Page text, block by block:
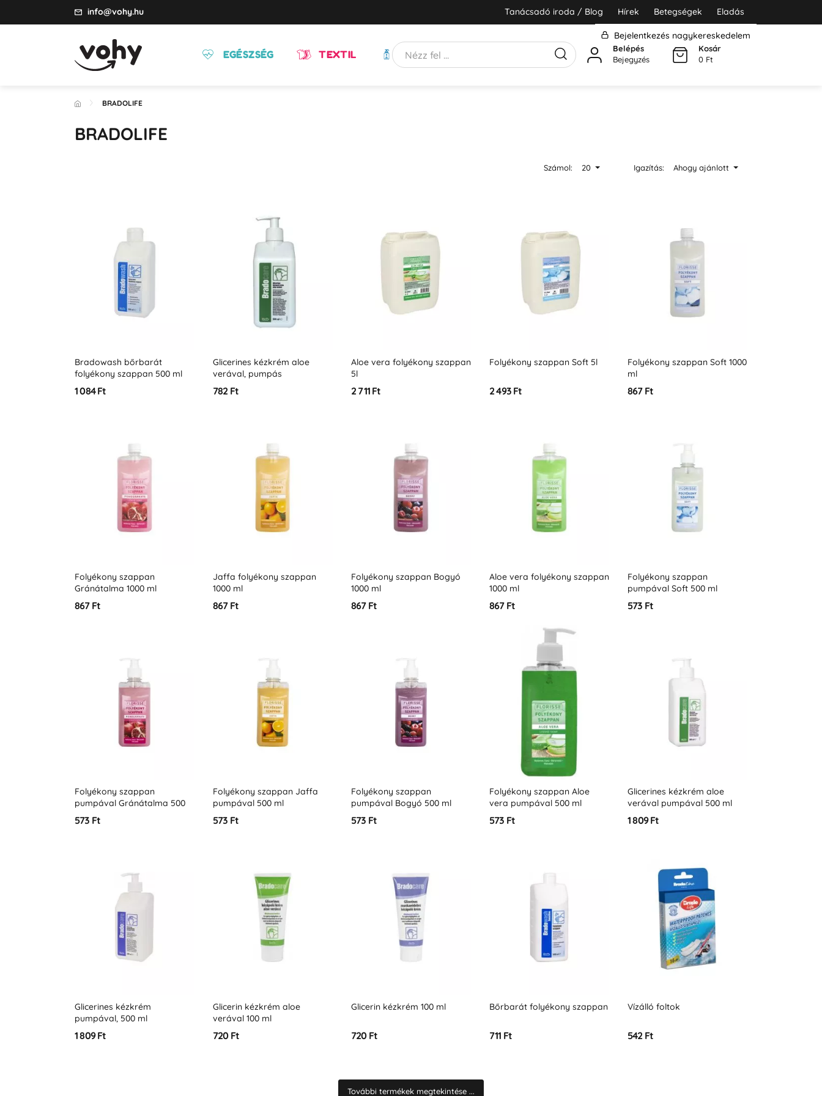
info@vohy.hu Tanácsadó iroda / Blog Hírek Betegségek Eladás
Bejelentkezés nagykereskedelem
EGÉSZSÉG TEXTIL HIGIÉNIA
Belépés
Bejegyzés
Kosár
0 Ft
BRADOLIFE
BRADOLIFE
Számol: 20 Igazítás: Ahogy ajánlott
Bradowash bőrbarát
folyékony szappan 500 ml
1 084 Ft
Glicerines kézkrém aloe
verával, pumpás
kiszerelésben 300 ml
782 Ft
Aloe vera folyékony szappan
5l
2 711 Ft
Folyékony szappan Soft 5l
2 493 Ft
Folyékony szappan Soft 1000
ml
867 Ft
Folyékony szappan
Gránátalma 1000 ml
867 Ft
Jaffa folyékony szappan
1000 ml
867 Ft
Folyékony szappan Bogyó
1000 ml
867 Ft
Aloe vera folyékony szappan
1000 ml
867 Ft
Folyékony szappan
pumpával Soft 500 ml
573 Ft
Folyékony szappan
pumpával Gránátalma 500
ml
573 Ft
Folyékony szappan Jaffa
pumpával 500 ml
573 Ft
Folyékony szappan
pumpával Bogyó 500 ml
573 Ft
Folyékony szappan Aloe
vera pumpával 500 ml
573 Ft
Glicerines kézkrém aloe
verával pumpával 500 ml
1 809 Ft
Glicerines kézkrém
pumpával, 500 ml
1 809 Ft
Glicerin kézkrém aloe
verával 100 ml
720 Ft
Glicerin kézkrém 100 ml
720 Ft
Bőrbarát folyékony szappan
711 Ft
Vízálló foltok
542 Ft
További termékek megtekintése ...